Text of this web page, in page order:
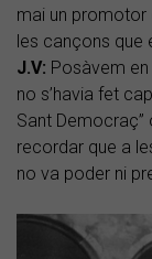
mai un promotor
les cançons que
J.V: Posàvem
no s’havia fet
Sant Democraç”
recordar que a
no va poder ni